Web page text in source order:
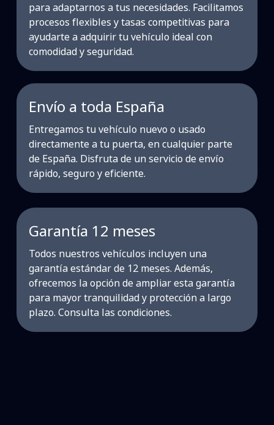
para adaptarnos a tus necesidades. Facilitamos
procesos flexibles y tasas competitivas para
ayudarte a adquirir tu vehículo ideal con
comodidad y seguridad.
Envío a toda España
Entregamos tu vehículo nuevo o usado
directamente a tu puerta, en cualquier parte
de España. Disfruta de un servicio de envío
rápido, seguro y eficiente.
Garantía 12 meses
Todos nuestros vehículos incluyen una
garantía estándar de 12 meses. Además,
ofrecemos la opción de ampliar esta garantía
para mayor tranquilidad y protección a largo
plazo. Consulta las condiciones.